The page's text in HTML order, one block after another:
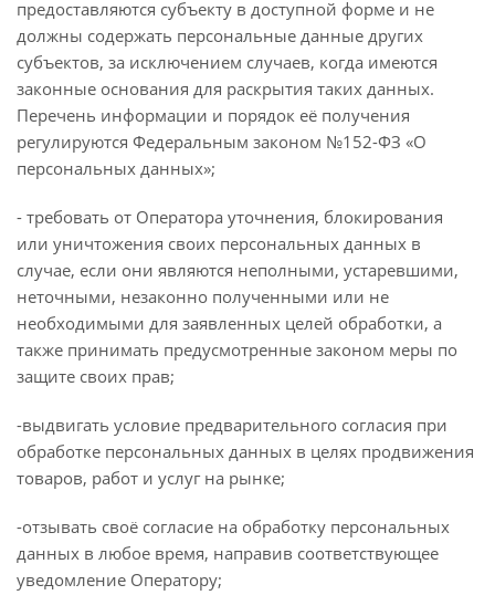
предоставляются субъекту в доступной форме и не
должны содержать персональные данные других
субъектов, за исключением случаев, когда имеются
законные основания для раскрытия таких данных.
Перечень информации и порядок её получения
регулируются Федеральным законом №152-ФЗ «О
персональных данных»;
- требовать от Оператора уточнения, блокирования
или уничтожения своих персональных данных в
случае, если они являются неполными, устаревшими,
неточными, незаконно полученными или не
необходимыми для заявленных целей обработки, а
также принимать предусмотренные законом меры по
защите своих прав;
-выдвигать условие предварительного согласия при
обработке персональных данных в целях продвижения
товаров, работ и услуг на рынке;
-отзывать своё согласие на обработку персональных
данных в любое время, направив соответствующее
уведомление Оператору;